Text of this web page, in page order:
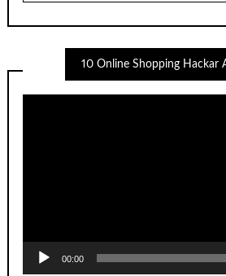
10 Online Shopping Hackar
00:00